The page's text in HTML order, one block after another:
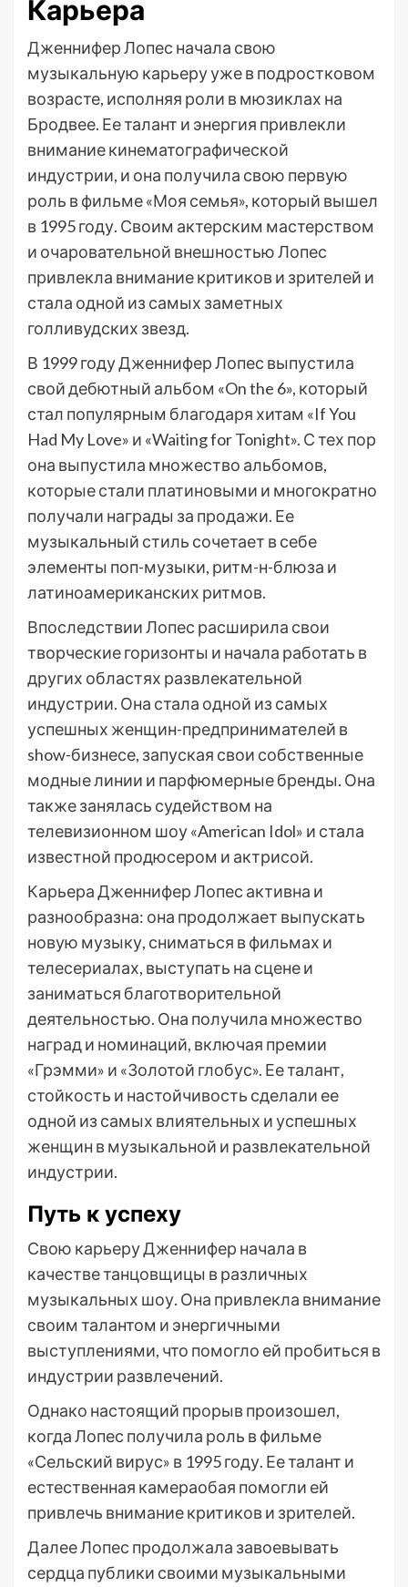
Карьера
Дженнифер Лопес начала свою
музыкальную карьеру уже в подростковом
возрасте, исполняя роли в мюзиклах на
Бродвее. Ее талант и энергия привлекли
внимание кинематографической
индустрии, и она получила свою первую
роль в фильме «Моя семья», который вышел
в 1995 году. Своим актерским мастерством
и очаровательной внешностью Лопес
привлекла внимание критиков и зрителей и
стала одной из самых заметных
голливудских звезд.
В 1999 году Дженнифер Лопес выпустила
свой дебютный альбом «On the 6», который
стал популярным благодаря хитам «If You
Had My Love» и «Waiting for Tonight». С тех пор
она выпустила множество альбомов,
которые стали платиновыми и многократно
получали награды за продажи. Ее
музыкальный стиль сочетает в себе
элементы поп-музыки, ритм-н-блюза и
латиноамериканских ритмов.
Впоследствии Лопес расширила свои
творческие горизонты и начала работать в
других областях развлекательной
индустрии. Она стала одной из самых
успешных женщин-предпринимателей в
show-бизнесе, запуская свои собственные
модные линии и парфюмерные бренды. Она
также занялась судейством на
телевизионном шоу «American Idol» и стала
известной продюсером и актрисой.
Карьера Дженнифер Лопес активна и
разнообразна: она продолжает выпускать
новую музыку, сниматься в фильмах и
телесериалах, выступать на сцене и
заниматься благотворительной
деятельностью. Она получила множество
наград и номинаций, включая премии
«Грэмми» и «Золотой глобус». Ее талант,
стойкость и настойчивость сделали ее
одной из самых влиятельных и успешных
женщин в музыкальной и развлекательной
индустрии.
Путь к успеху
Свою карьеру Дженнифер начала в
качестве танцовщицы в различных
музыкальных шоу. Она привлекла внимание
своим талантом и энергичными
выступлениями, что помогло ей пробиться в
индустрии развлечений.
Однако настоящий прорыв произошел,
когда Лопес получила роль в фильме
«Сельский вирус» в 1995 году. Ее талант и
естественная камераобая помогли ей
привлечь внимание критиков и зрителей.
Далее Лопес продолжала завоевывать
сердца публики своими музыкальными